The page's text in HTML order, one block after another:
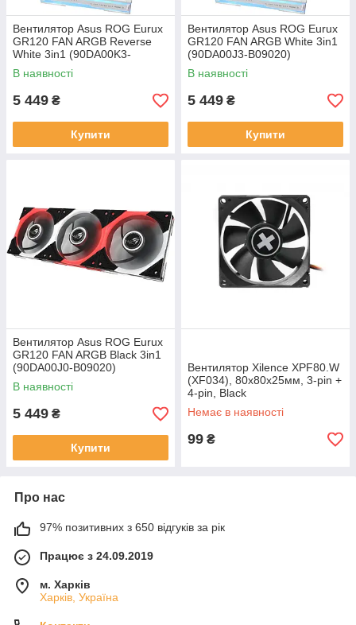
Вентилятор Asus ROG Eurux
GR120 FAN ARGB Reverse
White 3in1 (90DA00K3-
B09020)
В наявності
5 449 ₴
Купити
Вентилятор Asus ROG Eurux
GR120 FAN ARGB White 3in1
(90DA00J3-B09020)
В наявності
5 449 ₴
Купити
Вентилятор Asus ROG Eurux
GR120 FAN ARGB Black 3in1
(90DA00J0-B09020)
В наявності
5 449 ₴
Купити
Вентилятор Xilence XPF80.W
(XF034), 80х80х25мм, 3-pin +
4-pin, Black
Немає в наявності
99 ₴
Про нас
97% позитивних з 650 відгуків за рік
Працює з 24.09.2019
м. Харків
Харків, Україна